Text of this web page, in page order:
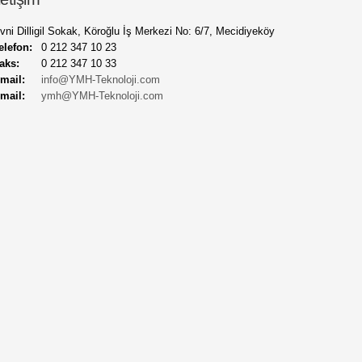
Dilligil Sokak, Köroğlu İş Merkezi No: 6/7, Mecidiyeköy
0 212 347 10 23
0 212 347 10 33
info@YMH-Teknoloji.com
ymh@YMH-Teknoloji.com